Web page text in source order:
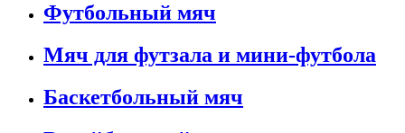
Футбольный мяч
Мяч для футзала и мини-футбола
Баскетбольный мяч